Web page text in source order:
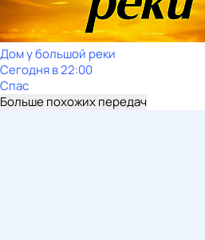
Дом у большой реки
Сегодня в 22:00
Спас
Больше похожих передач